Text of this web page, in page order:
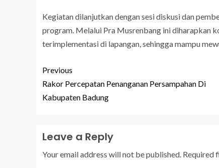
Kegiatan dilanjutkan dengan sesi diskusi dan
program. Melalui Pra Musrenbang ini diharapkan
terimplementasi di lapangan, sehingga mampu
Previous
Rakor Percepatan Penanganan Persampahan Di
Kabupaten Badung
Leave a Reply
Your email address will not be published. Required